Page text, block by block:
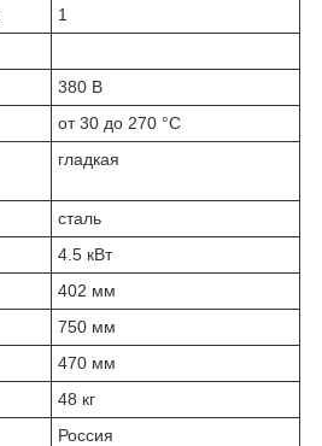
1
380 В
от 30 до 270 °С
гладкая
сталь
4.5 кВт
402 мм
750 мм
470 мм
48 кг
Россия